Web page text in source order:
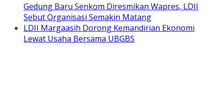
Gedung Baru Senkom Diresmikan Wapres, LDII
Sebut Organisasi Semakin Matang
LDII Margaasih Dorong Kemandirian Ekonomi
Lewat Usaha Bersama UBGBS